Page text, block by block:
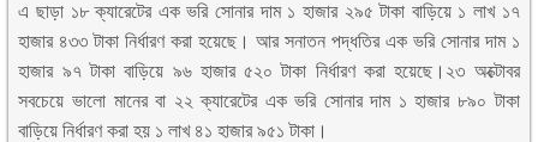
এ ছাড়া ১৮ ক্যারেটের এক ভরি সোনার দাম ১ হাজার ২৯৫ টাকা বাড়িয়ে ১ লাখ ১৭
হাজার ৪৩৩ টাকা নির্ধারণ করা হয়েছে। আর সনাতন পদ্ধতির এক ভরি সোনার দাম ১
হাজার ৯৭ টাকা বাড়িয়ে ৯৬ হাজার ৫২০ টাকা নির্ধারণ করা হয়েছে।২৩ অক্টোবর
সবচেয়ে ভালো মানের বা ২২ ক্যারেটের এক ভরি সোনার দাম ১ হাজার ৮৯০ টাকা
বাড়িয়ে নির্ধারণ করা হয় ১ লাখ ৪১ হাজার ৯৫১ টাকা।